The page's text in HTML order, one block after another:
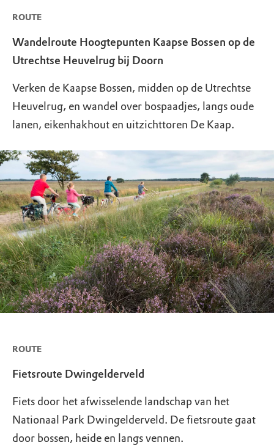
ROUTE
Wandelroute Hoogtepunten Kaapse Bossen op de
Utrechtse Heuvelrug bij Doorn
Verken de Kaapse Bossen, midden op de Utrechtse
Heuvelrug, en wandel over bospaadjes, langs oude
lanen, eikenhakhout en uitzichttoren De Kaap.
ROUTE
Fietsroute Dwingelderveld
Fiets door het afwisselende landschap van het
Nationaal Park Dwingelderveld. De fietsroute gaat
door bossen, heide en langs vennen.